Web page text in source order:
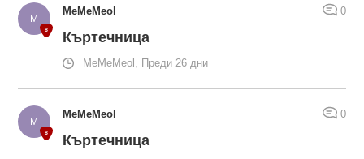
MeMeMeol 0
Къртечница
MeMeMeol, Преди 26 дни
MeMeMeol 0
Къртечница